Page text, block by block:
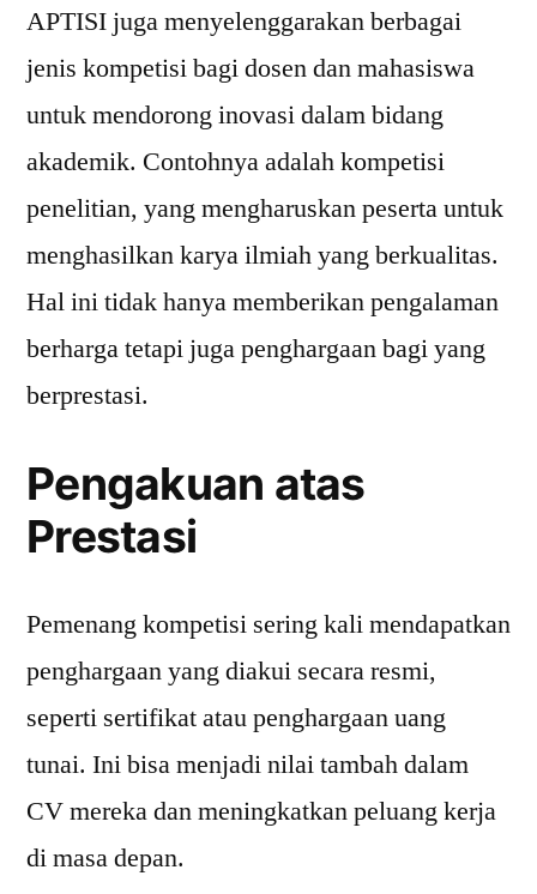
APTISI juga menyelenggarakan berbagai
jenis kompetisi bagi dosen dan mahasiswa
untuk mendorong inovasi dalam bidang
akademik. Contohnya adalah kompetisi
penelitian, yang mengharuskan peserta untuk
menghasilkan karya ilmiah yang berkualitas.
Hal ini tidak hanya memberikan pengalaman
berharga tetapi juga penghargaan bagi yang
berprestasi.
Pengakuan atas
Prestasi
Pemenang kompetisi sering kali mendapatkan
penghargaan yang diakui secara resmi,
seperti sertifikat atau penghargaan uang
tunai. Ini bisa menjadi nilai tambah dalam
CV mereka dan meningkatkan peluang kerja
di masa depan.